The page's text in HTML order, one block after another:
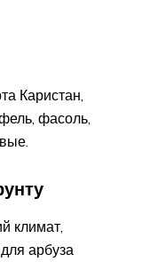
Каристан,
фасоль,
климат,
арбуза